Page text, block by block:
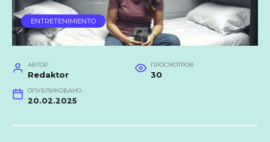
ENTRETENIMIENTO
АВТОР
Redaktor
ПРОСМОТРОВ
30
ОПУБЛИКОВАНО
20.02.2025